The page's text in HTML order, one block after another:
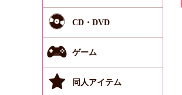
CD・DVD
ゲーム
同人アイテム